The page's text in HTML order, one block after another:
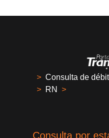
> Consulta de
> RN >
Consulta por